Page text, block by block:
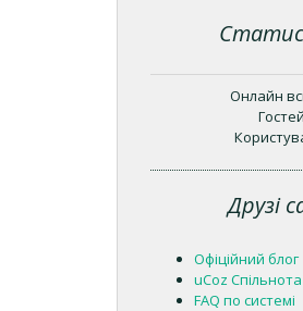
Онлайн
Друзі
Офіційний блог
uCoz Спільнота
FAQ по системі